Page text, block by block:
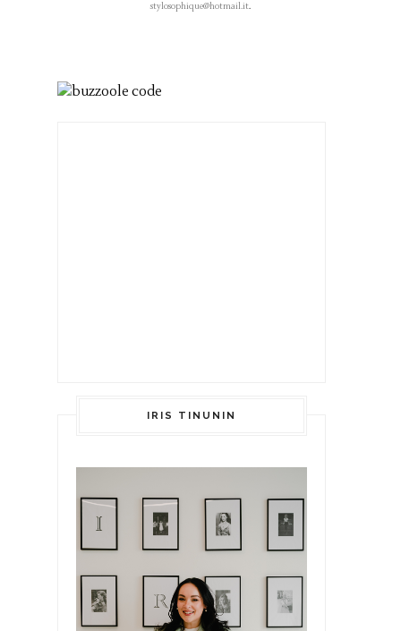
stylosophique@hotmail.it.
IRIS TINUNIN